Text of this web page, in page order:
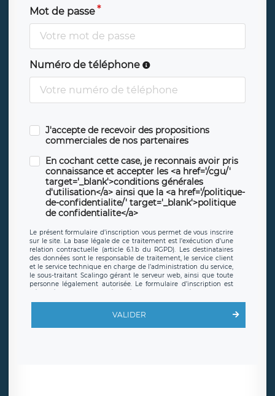
Mot de passe
Numéro de téléphone
J'accepte de recevoir des propositions
commerciales de nos partenaires
En cochant cette case, je reconnais avoir pris
connaissance et accepter les <a href='/cgu/'
target='_blank'>conditions générales
d'utilisation</a> ainsi que la <a href='/politique-
de-confidentialite/' target='_blank'>politique
de confidentialite</a>
Le présent formulaire d’inscription vous permet de vous inscrire
sur le site. La base légale de ce traitement est l’exécution d’une
relation contractuelle (article 6.1.b du RGPD). Les destinataires
des données sont le responsable de traitement, le service client
et le service technique en charge de l’administration du service,
le sous-traitant Scalingo gérant le serveur web, ainsi que toute
personne légalement autorisée. Le formulaire d’inscription est
hébergé sur un serveur hébergé par Scalingo, basé en France et
offrant desclauses de protection conformes au RGPD. Les
en sollicite la suppression, étant entendu que vous pouvez
demander la suppression de vos données et retirer votre
VALIDER